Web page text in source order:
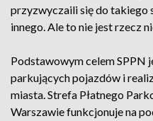
przyzwyczaili się do takiego
innego. Ale to nie jest rzecz
Podstawowym celem SPPN
parkujących pojazdów i
miasta. Strefa Płatnego
Warszawie funkcjonuje na